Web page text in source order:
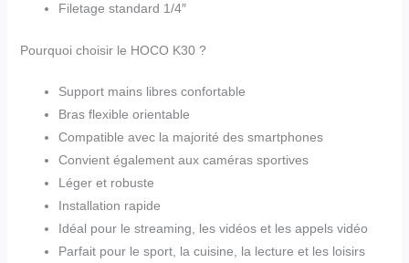
Filetage standard 1/4″
Pourquoi choisir le HOCO K30 ?
Support mains libres confortable
Bras flexible orientable
Compatible avec la majorité des smartphones
Convient également aux caméras sportives
Léger et robuste
Installation rapide
Idéal pour le streaming, les vidéos et les appels vidéo
Parfait pour le sport, la cuisine, la lecture et les loisirs